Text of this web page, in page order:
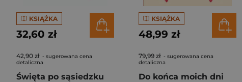
KSIĄŻKA
32,60 zł
42,90 zł - sugerowana cena
detaliczna
Święta po sąsiedzku
KSIĄŻKA
48,99 zł
79,99 zł - sugerowana cena
detaliczna
Do końca moich dni